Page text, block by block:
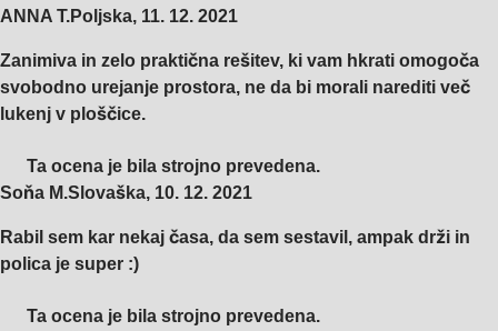
ANNA T.Poljska, 11. 12. 2021
Zanimiva in zelo praktična rešitev, ki vam hkrati omogoča
svobodno urejanje prostora, ne da bi morali narediti več
lukenj v ploščice.
Ta ocena je bila strojno prevedena.
Soňa M.Slovaška, 10. 12. 2021
Rabil sem kar nekaj časa, da sem sestavil, ampak drži in
polica je super :)
Ta ocena je bila strojno prevedena.